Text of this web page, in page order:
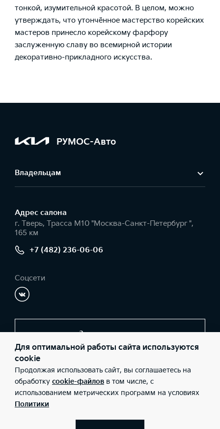
тонкой, изумительной красотой. В целом, можно
утверждать, что утончённое мастерство корейских
мастеров принесло корейскому фарфору
заслуженную славу во всемирной истории
декоративно-прикладного искусства.
РУМОС-Авто
Владельцам
Адрес салонa
г. Тверь, Трасса М10 "Москва-Санкт-Петербург ",
165 км
+7 (482) 236-06-06
Соцсети
Заказать звонок
© 2026 Юридические лица ООО «РУМОС-Восток» (Фактический
адрес: г. Тверь, Трасса М10 "Москва-Санкт-Петербург ", 165 км;
Телефон: +7 (482) 236-06-06; ИНН: 6950113444; ОГРН:
1106952003674), ООО «Киа Россия и СНГ» (Фактический адрес:
г.Москва, Валовая 26; Телефон: 8 800 301 08 80; ИНН:
7728674093; ОГРН: 5087746291760) ведут деятельность на
Для оптимальной работы сайта используются
cookie
Продолжая использовать сайт, вы соглашаетесь на
обработку cookie-файлов в том числе, с
использованием метрических программ на условиях
Политики